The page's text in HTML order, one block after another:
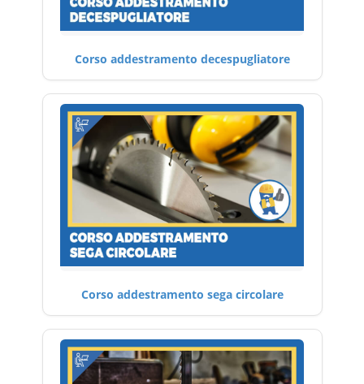
Corso addestramento decespugliatore
Corso addestramento sega circolare